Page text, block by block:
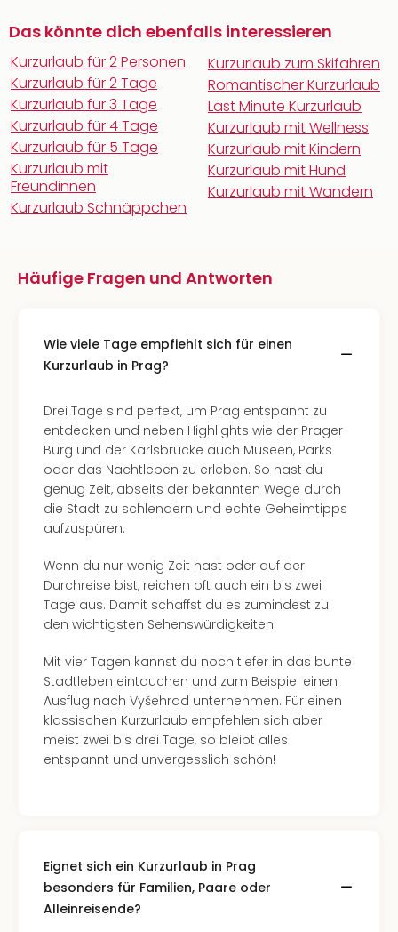
Das könnte dich ebenfalls interessieren
Kurzurlaub für 2 Personen
Kurzurlaub für 2 Tage
Kurzurlaub für 3 Tage
Kurzurlaub für 4 Tage
Kurzurlaub für 5 Tage
Kurzurlaub mit
Freundinnen
Kurzurlaub Schnäppchen
Kurzurlaub zum Skifahren
Romantischer Kurzurlaub
Last Minute Kurzurlaub
Kurzurlaub mit Wellness
Kurzurlaub mit Kindern
Kurzurlaub mit Hund
Kurzurlaub mit Wandern
Häufige Fragen und Antworten
Wie viele Tage empfiehlt sich für einen
Kurzurlaub in Prag?
Drei Tage sind perfekt, um Prag entspannt zu
entdecken und neben Highlights wie der Prager
Burg und der Karlsbrücke auch Museen, Parks
oder das Nachtleben zu erleben. So hast du
genug Zeit, abseits der bekannten Wege durch
die Stadt zu schlendern und echte Geheimtipps
aufzuspüren.
Wenn du nur wenig Zeit hast oder auf der
Durchreise bist, reichen oft auch ein bis zwei
Tage aus. Damit schaffst du es zumindest zu
den wichtigsten Sehenswürdigkeiten.
Mit vier Tagen kannst du noch tiefer in das bunte
Stadtleben eintauchen und zum Beispiel einen
Ausflug nach Vyšehrad unternehmen. Für einen
klassischen Kurzurlaub empfehlen sich aber
meist zwei bis drei Tage, so bleibt alles
entspannt und unvergesslich schön!
Eignet sich ein Kurzurlaub in Prag
besonders für Familien, Paare oder
Alleinreisende?